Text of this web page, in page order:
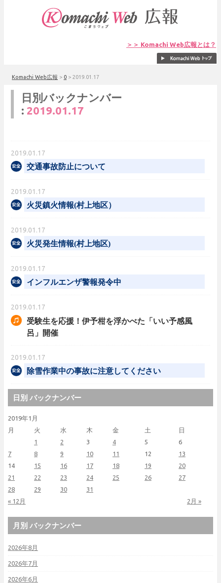
＞＞ Komachi Web広報とは？
Komachi Web広報 > 0 > 2019.01.17
日別バックナンバー
: 2019.01.17
2019.01.17
交通事故防止について
2019.01.17
火災鎮火情報(村上地区）
2019.01.17
火災発生情報(村上地区)
2019.01.17
インフルエンザ警報発令中
2019.01.17
受験生を応援！伊予柑を浮かべた「いい予感風
呂」開催
2019.01.17
除雪作業中の事故に注意してください
日別 バックナンバー
2019年1月
月
火 水 木 金 土 日
« 12月 2月 »
1 2 3 4 5
6
7
8 9 10 11 12
13
14
15 16 17 18 19
20
21
22 23 24 25 26
27
28
29 30 31
月別 バックナンバー
2026年8月
2026年7月
2026年6月